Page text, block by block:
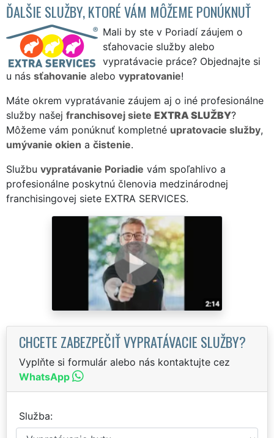
ĎALŠIE SLUŽBY, KTORÉ VÁM MÔŽEME PONÚKNUŤ
Mali by ste v Poriadí záujem o
sťahovacie služby alebo
vypratávacie práce? Objednajte si
u nás sťahovanie alebo vypratovanie!
Máte okrem vypratávanie záujem aj o iné profesionálne
služby našej franchisovej siete EXTRA SLUŽBY?
Môžeme vám ponúknuť kompletné upratovacie služby,
umývanie okien a čistenie.
Službu vypratávanie Poriadie vám spoľahlivo a
profesionálne poskytnú členovia medzinárodnej
franchisingovej siete EXTRA SERVICES.
CHCETE ZABEZPEČIŤ VYPRATÁVACIE SLUŽBY?
Vyplňte si formulár alebo nás kontaktujte cez
WhatsApp
Služba